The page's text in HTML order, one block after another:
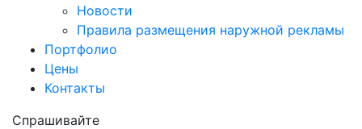
Новости
Правила размещения наружной рекламы
Портфолио
Цены
Контакты
Спрашивайте